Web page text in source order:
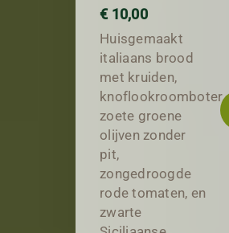
€ 10,00
Huisgemaakt
italiaans brood
met kruiden,
knoflookroomboter,
zoete groene
olijven zonder
pit,
zongedroogde
rode tomaten, en
zwarte